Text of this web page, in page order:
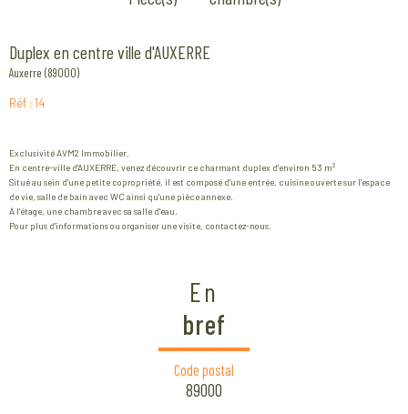
Duplex en centre ville d'AUXERRE
Auxerre (89000)
Réf : 14
Exclusivité AVM2 Immobilier.
En centre-ville d'AUXERRE, venez découvrir ce charmant duplex d'environ 53 m²
Situé au sein d'une petite copropriété, il est composé d'une entrée, cuisine ouverte sur l'espace
de vie, salle de bain avec WC ainsi qu'une pièce annexe.
À l'étage, une chambre avec sa salle d'eau.
Pour plus d'informations ou organiser une visite, contactez-nous.
En
bref
Code postal
89000